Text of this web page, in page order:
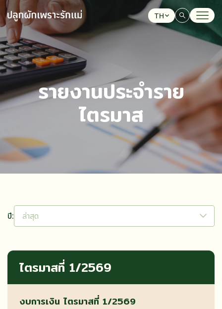
TH
ค้นหาในเว็บไซต์
Web Design by
รายงานประจำราย
ไตรมาส
ปี: ล่าสุด
ไตรมาสที่ 1/2569
งบการเงิน ไตรมาสที่ 1/2569